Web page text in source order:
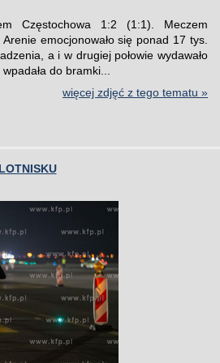
Częstochowa 1:2 (1:1). Meczem
emocjonowało się ponad 17 tys.
a i w drugiej połowie wydawało
do bramki...
więcej zdjęć z tego tematu »